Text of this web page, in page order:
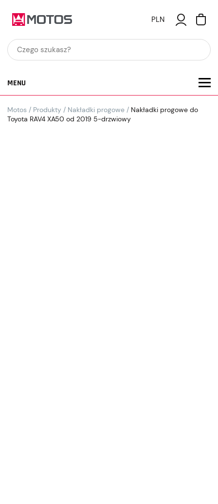
PLN
MENU
Motos / Produkty / Nakładki progowe / Nakładki progowe do
Toyota RAV4 XA50 od 2019 5-drzwiowy